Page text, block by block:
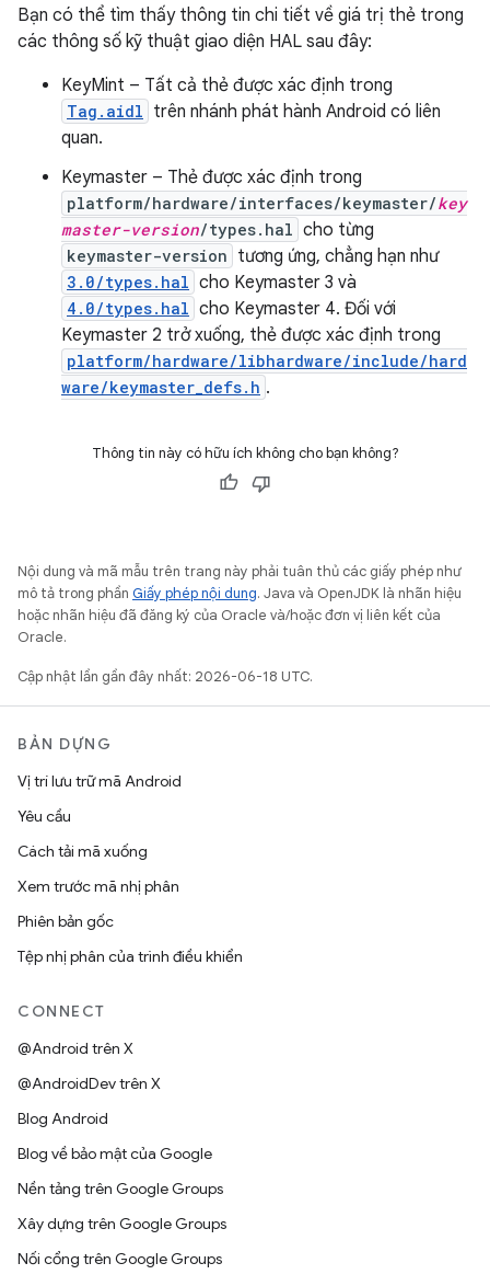
Bạn có thể tìm thấy thông tin chi tiết về giá trị thẻ trong
các thông số kỹ thuật giao diện HAL sau đây:
KeyMint – Tất cả thẻ được xác định trong
Tag.aidl trên nhánh phát hành Android có liên
quan.
Keymaster – Thẻ được xác định trong
platform/hardware/interfaces/keymaster/key
master-version/types.hal cho từng
keymaster-version tương ứng, chẳng hạn như
3.0/types.hal cho Keymaster 3 và
4.0/types.hal cho Keymaster 4. Đối với
Keymaster 2 trở xuống, thẻ được xác định trong
platform/hardware/libhardware/include/hard
ware/keymaster_defs.h .
Thông tin này có hữu ích không cho bạn không?
Nội dung và mã mẫu trên trang này phải tuân thủ các giấy phép như
mô tả trong phần Giấy phép nội dung. Java và OpenJDK là nhãn hiệu
hoặc nhãn hiệu đã đăng ký của Oracle và/hoặc đơn vị liên kết của
Oracle.
Cập nhật lần gần đây nhất: 2026-06-18 UTC.
BẢN DỰNG
Vị trí lưu trữ mã Android
Yêu cầu
Cách tải mã xuống
Xem trước mã nhị phân
Phiên bản gốc
Tệp nhị phân của trình điều khiển
CONNECT
@Android trên X
@AndroidDev trên X
Blog Android
Blog về bảo mật của Google
Nền tảng trên Google Groups
Xây dựng trên Google Groups
Nối cổng trên Google Groups